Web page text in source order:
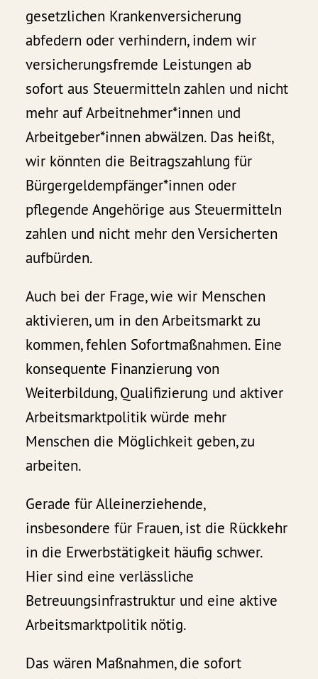
gesetzlichen Krankenversicherung
abfedern oder verhindern, indem wir
versicherungsfremde Leistungen ab
sofort aus Steuermitteln zahlen und nicht
mehr auf Arbeitnehmer*innen und
Arbeitgeber*innen abwälzen. Das heißt,
wir könnten die Beitragszahlung für
Bürgergeldempfänger*innen oder
pflegende Angehörige aus Steuermitteln
zahlen und nicht mehr den Versicherten
aufbürden.
Auch bei der Frage, wie wir Menschen
aktivieren, um in den Arbeitsmarkt zu
kommen, fehlen Sofortmaßnahmen. Eine
konsequente Finanzierung von
Weiterbildung, Qualifizierung und aktiver
Arbeitsmarktpolitik würde mehr
Menschen die Möglichkeit geben, zu
arbeiten.
Gerade für Alleinerziehende,
insbesondere für Frauen, ist die Rückkehr
in die Erwerbstätigkeit häufig schwer.
Hier sind eine verlässliche
Betreuungsinfrastruktur und eine aktive
Arbeitsmarktpolitik nötig.
Das wären Maßnahmen, die sofort